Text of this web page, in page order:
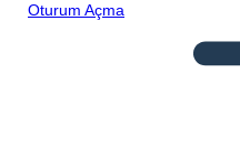
Oturum Açma